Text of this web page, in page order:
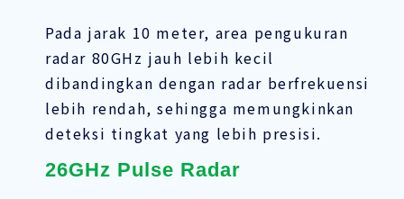
Pada jarak 10 meter, area pengukuran
radar 80GHz jauh lebih kecil
dibandingkan dengan radar berfrekuensi
lebih rendah, sehingga memungkinkan
deteksi tingkat yang lebih presisi.
26GHz Pulse Radar